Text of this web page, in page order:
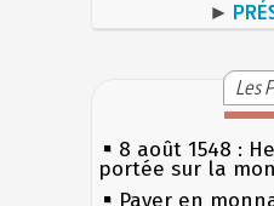
►
Les
8 août 1548 :
portée sur la
Payer en